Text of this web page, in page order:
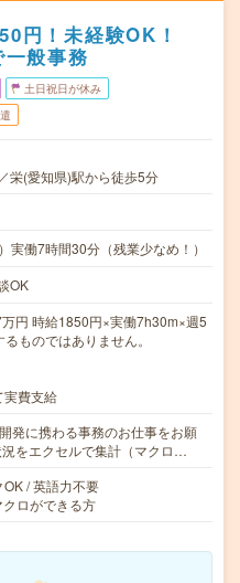
円！未経験OK！
一般事務
土日祝日が休み
栄(愛知県)駅から徒歩5分
実働7時間30分（残業少なめ！）
OK
円 時給1850円×実働7h30m×週5
ものではありません。
実費支給
発に携わる事務のお仕事をお願
をエクセルで集計（マクロ…
/ 英語力不要
ロができる方